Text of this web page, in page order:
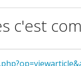
c'est